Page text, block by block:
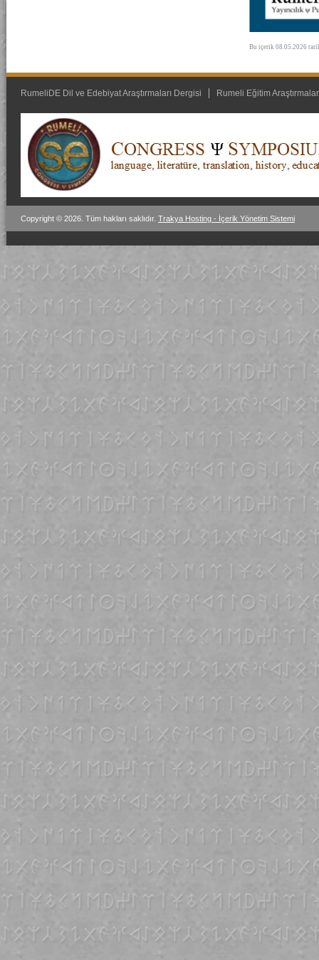
Bu içerik 08.05.2026
RumeliDE Dil ve Edebiyat Araştırmaları Dergisi Rumeli Eğitim
Copyright © 2026. Tüm hakları saklıdır. Trakya Hosting - İçerik Yönetim Sistemi